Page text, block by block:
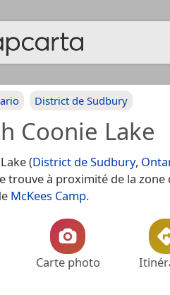
District de Sudbury
Coonie Lake
(District de Sudbury,
trouve à proximité de la zone
McKees Camp.
Carte photo